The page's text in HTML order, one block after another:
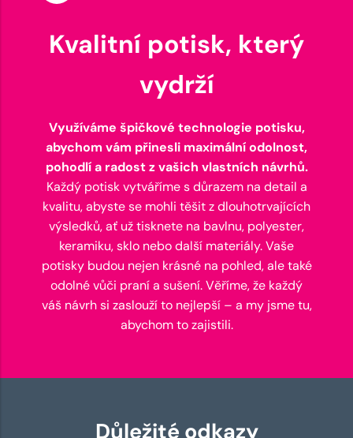
Kvalitní potisk, který
vydrží
Využíváme špičkové technologie potisku,
abychom vám přinesli maximální odolnost,
pohodlí a radost z vašich vlastních návrhů.
Každý potisk vytváříme s důrazem na detail a
kvalitu, abyste se mohli těšit z dlouhotrvajících
výsledků, ať už tisknete na bavlnu, polyester,
keramiku, sklo nebo další materiály. Vaše
potisky budou nejen krásné na pohled, ale také
odolné vůči praní a sušení. Věříme, že každý
váš návrh si zaslouží to nejlepší – a my jsme tu,
abychom to zajistili.
Důležité odkazy